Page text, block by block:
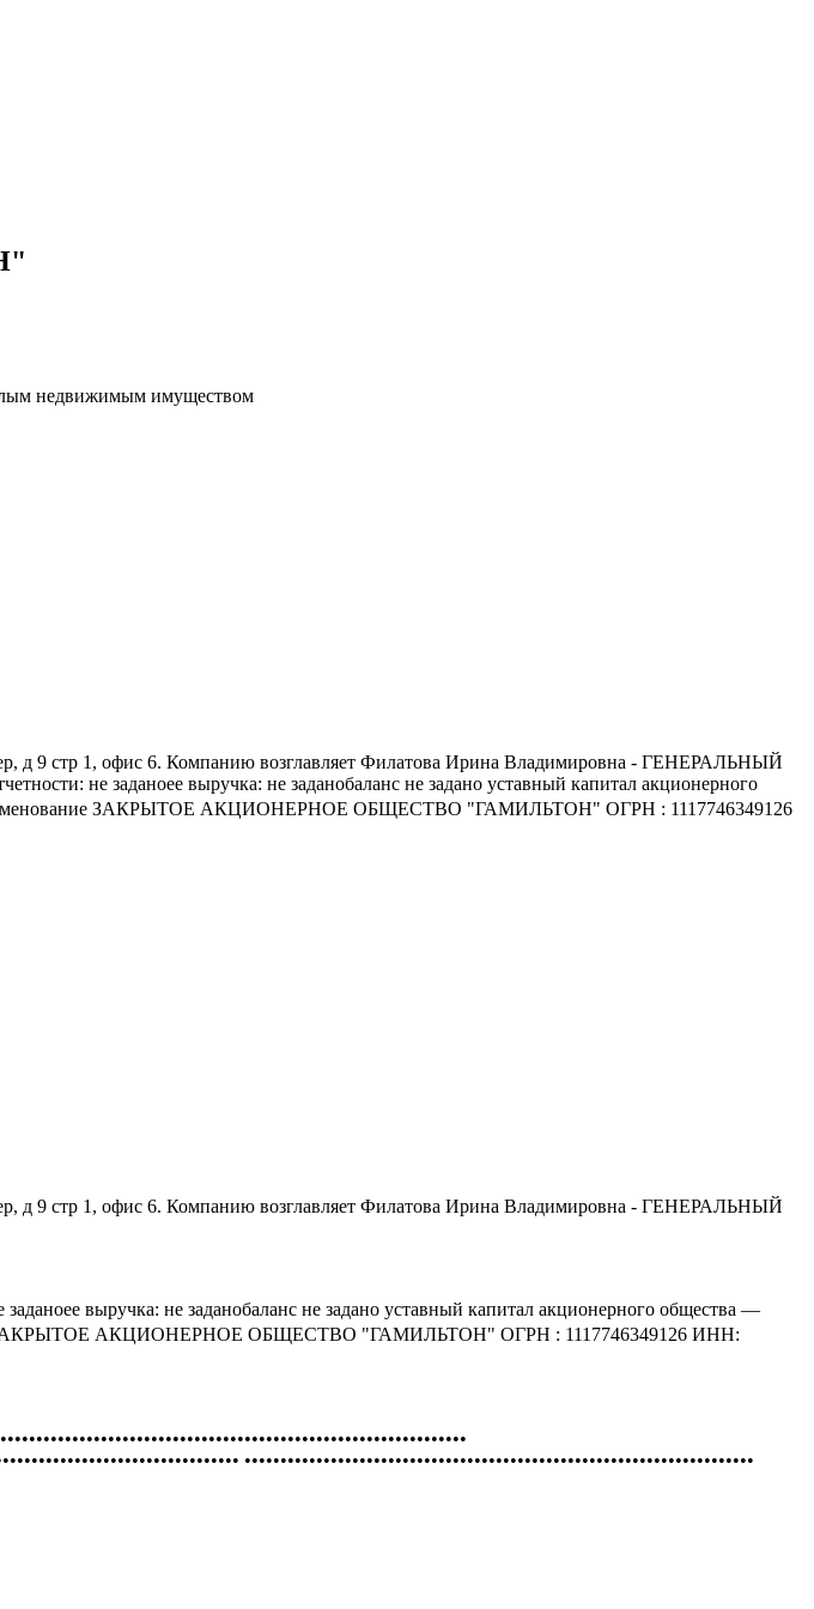
недвижимым имуществом
д 9 стр 1, офис 6. Компанию возглавляет Филатова Ирина Владимировна - ГЕНЕРАЛЬНЫЙ
не заданоее выручка: не заданобаланс не задано уставный капитал акционерного
наименование ЗАКРЫТОЕ АКЦИОНЕРНОЕ ОБЩЕСТВО "ГАМИЛЬТОН" ОГРН : 1117746349126
д 9 стр 1, офис 6. Компанию возглавляет Филатова Ирина Владимировна - ГЕНЕРАЛЬНЫЙ
выручка: не заданобаланс не задано уставный капитал акционерного общества —
ЗАКРЫТОЕ АКЦИОНЕРНОЕ ОБЩЕСТВО "ГАМИЛЬТОН" ОГРН : 1117746349126 ИНН:
•••••••••••••••••••••••••••••••••••••••••••••••••••••••••••••••••••••••